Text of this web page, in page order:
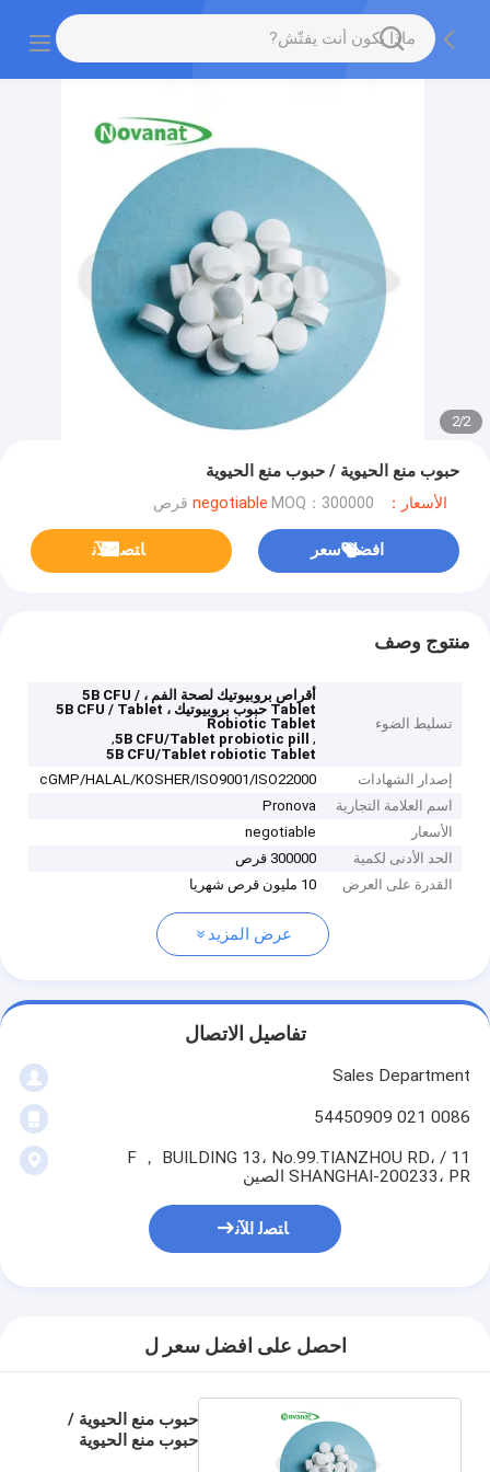
2
/
2
حبوب منع الحيوية / حبوب منع الحيوية
الأسعار：negotiable MOQ：300000 قرص
افضل سعر ﺎﺘﺼﻟ ﺍﻶﻧ
منتوج وصف
تسليط الضوء
أقراص بروبيوتيك لصحة الفم ، 5B CFU /
Tablet حبوب بروبيوتيك ، 5B CFU / Tablet
Robiotic Tablet
,
5B CFU/Tablet probiotic pill
,
5B CFU/Tablet robiotic Tablet
إصدار الشهادات
cGMP/HALAL/KOSHER/ISO9001/ISO22000
اسم العلامة التجارية
Pronova
الأسعار
negotiable
الحد الأدنى لكمية
300000 قرص
القدرة على العرض
10 مليون قرص شهريا
عرض المزيد
تفاصيل الاتصال
Sales Department
0086 021 54450909
11 / F ， BUILDING 13، No.99.TIANZHOU RD،
SHANGHAI-200233، PR الصين
ﺎﺘﺼﻟ ﺍﻶﻧ
احصل على افضل سعر ل
حبوب منع الحيوية /
حبوب منع الحيوية